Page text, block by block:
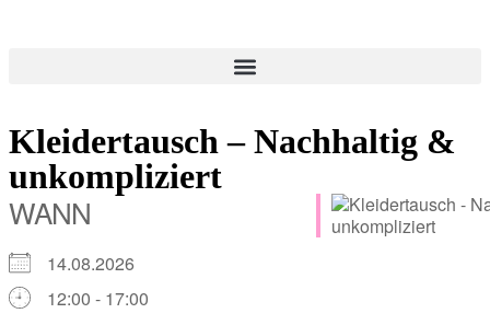
Kleidertausch – Nachhaltig &
unkompliziert
WANN
14.08.2026
12:00 - 17:00